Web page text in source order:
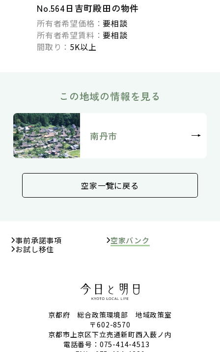
No.564日吉町殿田の物件
所有者希望価格： 要相談
所有者希望賃料： 要相談
間取り： 5K以上
この地域の情報を見る
南丹市
空家一覧に戻る
事前承諾事項
空家バンク
お試し移住
京都府 総合政策環境部 地域政策室
〒602-8570
京都市上京区下立売通新町西入薮ノ内
電話番号： 075-414-4513